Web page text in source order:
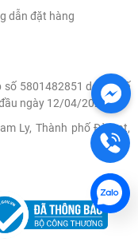
dẫn đặt hàng
5801482851 do Sở Kế
ngày 12/04/2022
Ly, Thành phố Đà Lạt,